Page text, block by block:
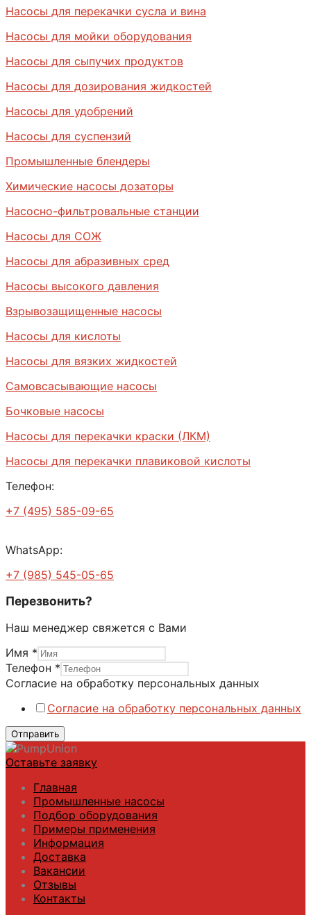
Насосы для перекачки сусла и вина
Насосы для мойки оборудования
Насосы для сыпучих продуктов
Насосы для дозирования жидкостей
Насосы для удобрений
Насосы для суспензий
Промышленные блендеры
Химические насосы дозаторы
Насосно-фильтровальные станции
Насосы для СОЖ
Насосы для абразивных сред
Насосы высокого давления
Взрывозащищенные насосы
Насосы для кислоты
Насосы для вязких жидкостей
Самовсасывающие насосы
Бочковые насосы
Насосы для перекачки краски (ЛКМ)
Насосы для перекачки плавиковой кислоты
Телефон:
+7 (495) 585-09-65
WhatsApp:
+7 (985) 545-05-65
Перезвонить?
Наш менеджер свяжется с Вами
Имя *
Имя
персональных
Телефон *
Согласие на обработку персональных данных
Согласие на обработку персональных данных
Отправить
Оставьте заявку
Главная
Промышленные насосы
Подбор оборудования
Примеры применения
Информация
Доставка
Вакансии
Отзывы
Контакты